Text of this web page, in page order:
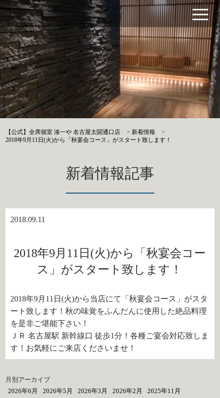
【公式】全席個室 湊一や 名古屋太閤通口店 >新着情報
>
2018年9月11日(火)から「秋宴会コース」がスタート致します！
新着情報記事
2018.09.11
2018年9月11日(火)から「秋宴会コー
ス」がスタート致します！
2018年9月11日(火)から当店にて「秋宴会コース」がスタ
ート致します！秋の味覚をふんだんに使用した絶品料理
を是非ご堪能下さい！
ＪＲ 名古屋駅 新幹線口 徒歩1分！各種ご宴会対応致しま
す！お気軽にご来店くださいませ！
月別アーカイブ
2026年6月
2026年5月 2026年3月 2026年2月
2025年11月